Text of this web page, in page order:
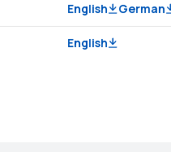
English German
English